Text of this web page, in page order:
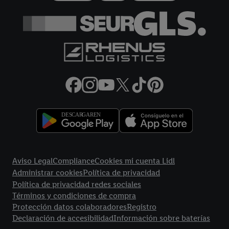
Aviso LegalComplianceCookies mi cuenta Lidl
Administrar cookiesPolítica de privacidad
Política de privacidad redes sociales
Términos y condiciones de compra
Protección datos colaboradoresRegistro
Declaración de accesibilidadInformación sobre baterías
Al hacer clic en "Rechazar", sólo permite el uso de las
tecnologías necesarias. Al hacer clic en "Aceptar", consiente
todo el tratamiento para todos los fines mencionados.
Encontrará más información, incluida la relativa al período de
consentimiento en cualquier momento con efectos para el
futuro, en nuestrapolítica de privacidad.
Puede encontrar el